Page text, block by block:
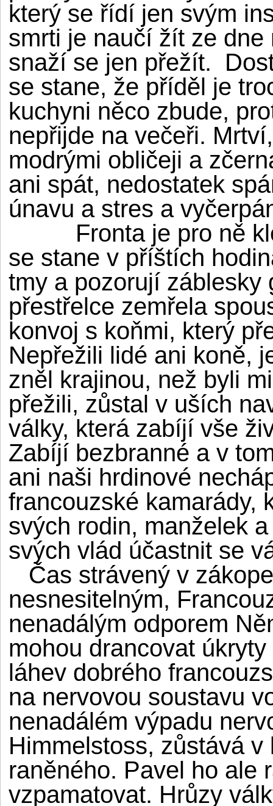
který se řídí jen svým
smrti je naučí žít ze
snaží se jen přežít.
se stane, že příděl je
kuchyni něco zbude,
nepřijde na večeři.
modrými obličeji a
ani spát, nedostatek
únavu a stres a
Fronta je pro ně
se stane v příštích
tmy a pozorují záblesky
přestřelce zemřela
konvoj s koňmi, který
Nepřežili lidé ani koně,
zněl krajinou, než byli
přežili, zůstal v uších
války, která zabíjí vše
Zabíjí bezbranné a v
ani naši hrdinové
francouzské kamarády,
svých rodin, manželek
svých vlád účastnit se
Čas strávený v
nesnesitelným,
nenadálým odporem
mohou drancovat
láhev dobrého
na nervovou soustavu
nenadálém výpadu
Himmelstoss, zůstává
raněného. Pavel ho ale
vzpamatovat. Hrůzy